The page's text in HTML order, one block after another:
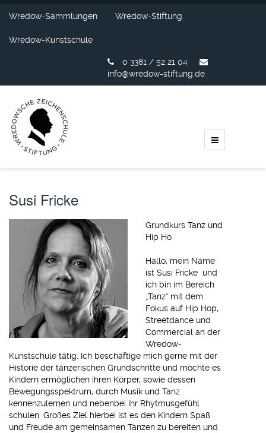
Wredow-Sammlungen Wredow-Stiftung
Wredow-Kunstschule
0 3381 / 52 21 04
info@wredow-stiftung.de
Susi Fricke
Grundkurs Tanz und
Hip Ho
Hallo, mein Name
ist Susi Fricke und
ich bin im Bereich
„Tanz“ mit dem
Fokus auf Hip Hop,
Streetdance und
Commercial an der
Wredow-
Kunstschule tätig. Ich beschäftige mich gerne mit der
Historie der tänzerischen Grundschritte und möchte es
Kindern ermöglichen ihren Körper, sowie dessen
Bewegungsspektrum, durch Musik und Tanz
kennenzulernen und nebenbei ihr Rhytmusgefühl
schulen. Großes Ziel hierbei ist es den Kindern Spaß
und Freude am gemeinsamen Tanzen zu bereiten und